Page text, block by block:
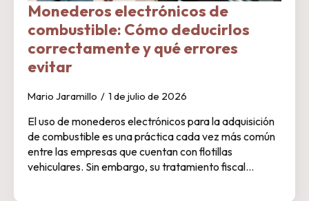
Monederos electrónicos de
combustible: Cómo deducirlos
correctamente y qué errores
evitar
Mario Jaramillo 1 de julio de 2026
El uso de monederos electrónicos para la adquisición
de combustible es una práctica cada vez más común
entre las empresas que cuentan con flotillas
vehiculares. Sin embargo, su tratamiento fiscal…